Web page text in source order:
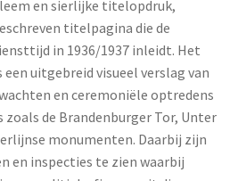
en sierlijke titelopdruk,
titelpagina die de
in 1936/1937 inleidt. Het
uitgebreid visueel verslag van
en ceremoniële optredens
de Brandenburger Tor, Unter
monumenten. Daarbij zijn
en inspecties te zien waarbij